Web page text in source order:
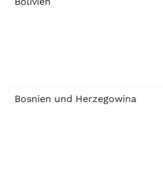
Bosnien und Herzegowina